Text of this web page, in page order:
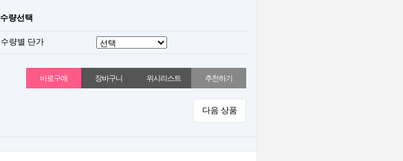
수량선택
수량별 단가
위시리스트 추천하기
다음 상품